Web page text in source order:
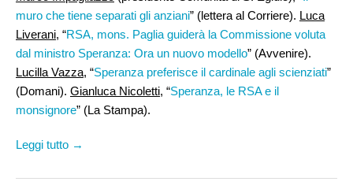
muro che tiene separati gli anziani” (lettera al Corriere). Luca
Liverani, “RSA, mons. Paglia guiderà la Commissione voluta
dal ministro Speranza: Ora un nuovo modello” (Avvenire).
Lucilla Vazza, “Speranza preferisce il cardinale agli scienziati”
(Domani). Gianluca Nicoletti, “Speranza, le RSA e il
monsignore” (La Stampa).
Leggi tutto →